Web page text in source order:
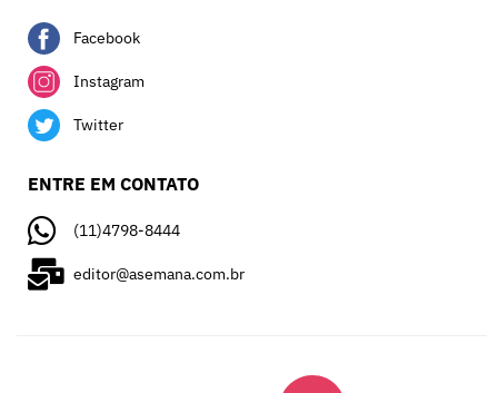
Facebook
Instagram
Twitter
ENTRE EM CONTATO
(11)4798-8444
editor@asemana.com.br